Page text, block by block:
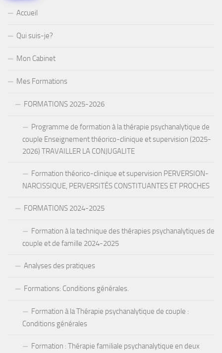
Accueil
Qui suis-je?
Mon Cabinet
Mes Formations
FORMATIONS 2025-2026
Programme de formation à la thérapie psychanalytique de
couple Enseignement théorico-clinique et supervision (2025-
2026) TRAVAILLER LA CONJUGALITE
Formation théorico-clinique et supervision PERVERSION-
NARCISSIQUE, PERVERSITÉS CONSTITUANTES ET PROCHES
FORMATIONS 2024-2025
Formation à la technique des thérapies psychanalytiques de
couple et de famille 2024-2025
Analyses des pratiques
Formations: Conditions générales.
Formation à la Thérapie psychanalytique de couple :
Conditions générales
Formation : Thérapie familiale psychanalytique en deux